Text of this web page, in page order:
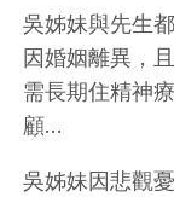
吳姊妹與先生
因婚姻離異，
需長期住精神
顧…
吳姊妹因悲觀